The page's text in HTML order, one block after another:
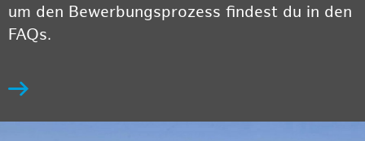
um den Bewerbungsprozess findest du in den
FAQs.